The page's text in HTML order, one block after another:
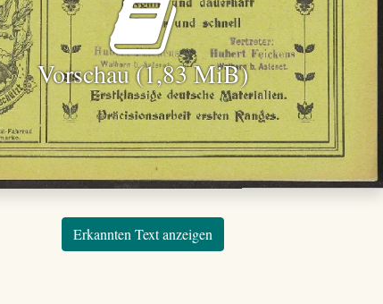
Vorschau (1,83 MiB)
Erkannten Text anzeigen